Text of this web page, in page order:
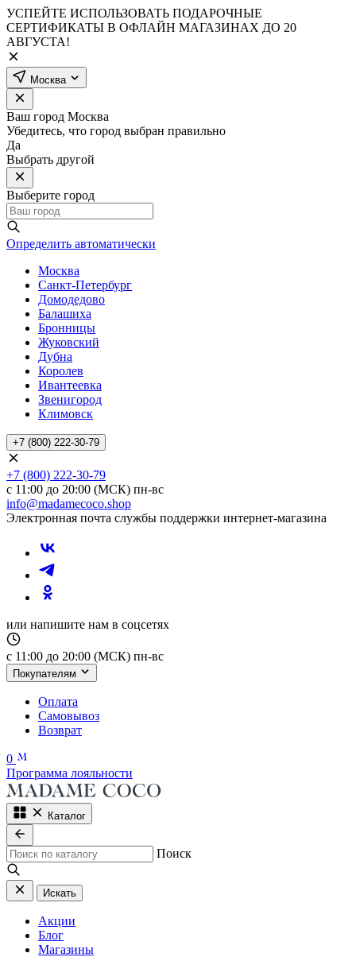
УСПЕЙТЕ ИСПОЛЬЗОВАТЬ ПОДАРОЧНЫЕ
СЕРТИФИКАТЫ В ОФЛАЙН МАГАЗИНАХ ДО 20
АВГУСТА!
Москва
Ваш город Москва
Убедитесь, что город выбран правильно
Да
Выбрать другой
Выберите город
Определить автоматически
Москва
Санкт-Петербург
Домодедово
Балашиха
Бронницы
Жуковский
Дубна
Королев
Ивантеевка
Звенигород
Климовск
+7 (800) 222-30-79
+7 (800) 222-30-79
с 11:00 до 20:00 (МСК) пн-вс
info@madamecoco.shop
Электронная почта службы поддержки интернет-магазина
или напишите нам в соцсетях
с 11:00 до 20:00 (МСК) пн-вс
Покупателям
Оплата
Самовывоз
Возврат
0
Программа лояльности
Каталог
Поиск
Искать
Акции
Блог
Магазины